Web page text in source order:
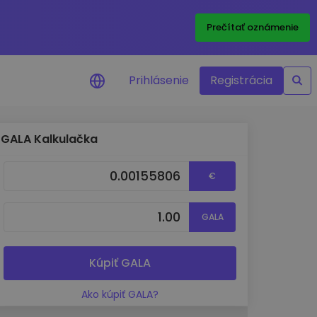
Prečítať oznámenie
pre optimálny
Prihlásenie Registrácia
GALA Kalkulačka
€
GALA
Kúpiť GALA
Ako kúpiť GALA?